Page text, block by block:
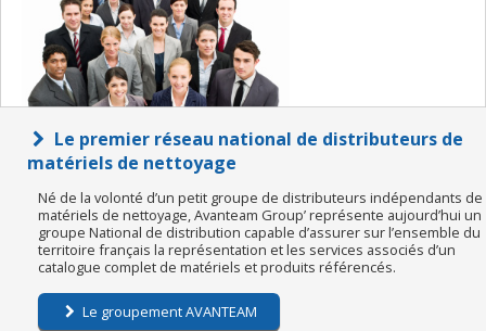
Le premier réseau national de distributeurs de
matériels de nettoyage
Né de la volonté d’un petit groupe de distributeurs indépendants de
matériels de nettoyage, Avanteam Group’ représente aujourd’hui un
groupe National de distribution capable d’assurer sur l’ensemble du
territoire français la représentation et les services associés d’un
catalogue complet de matériels et produits référencés.
Le groupement AVANTEAM